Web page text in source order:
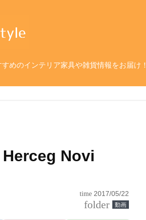
めのインテリア家具や雑貨情報をお届け！
Novi
time 2017/05/22
folder 動画